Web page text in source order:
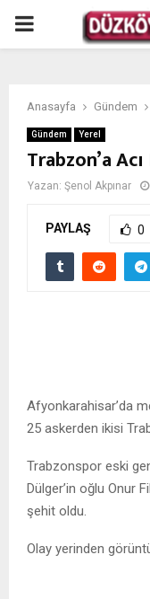
PRIMARY
Anasayfa Gündem
Gündem Yerel
Trabzon’a
Yazan: Şenol Akpınar
PAYLAŞ 0
Afyonkarahisar’da
25 askerden ikisi
Trabzonspor eski
Dülger’in oğlu Onur
şehit oldu.
Olay yerinden